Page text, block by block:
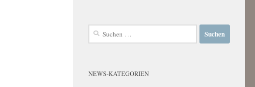
Suchen
NEWS-KATEGORIEN